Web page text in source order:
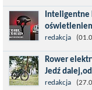
wydarzeń
prestiżowego
Inteligentne
Temat
pory kask
redakcja
Rower
Jedź
Marzenia o
redakcja